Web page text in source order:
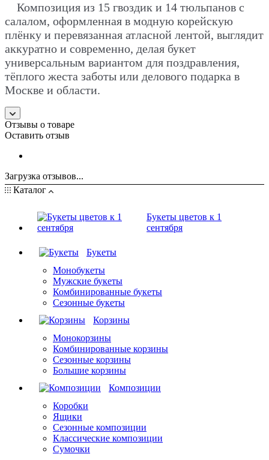
Композиция из 15 гвоздик и 14 тюльпанов с
салалом, оформленная в модную корейскую
плёнку и перевязанная атласной лентой, выглядит
аккуратно и современно, делая букет
универсальным вариантом для поздравления,
тёплого жеста заботы или делового подарка в
Москве и области.
Отзывы о товаре
Оставить отзыв
Загрузка отзывов...
Каталог
Букеты цветов к 1
сентября
Букеты
Монобукеты
Мужские букеты
Комбинированные букеты
Сезонные букеты
Корзины
Монокорзины
Комбинированные корзины
Сезонные корзины
Большие корзины
Композиции
Коробки
Ящики
Сезонные композиции
Классические композиции
Сумочки